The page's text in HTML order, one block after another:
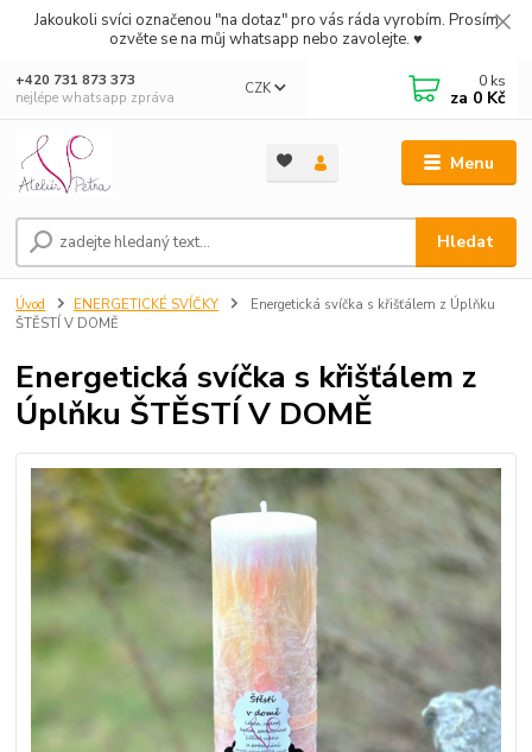
Jakoukoli svíci označenou "na dotaz" pro vás ráda vyrobím. Prosím
ozvěte se na můj whatsapp nebo zavolejte. ♥
Menu
CZK
Hledat
+420 731 873 373
nejlépe whatsapp zpráva
0 ks
za 0 Kč
Úvod ENERGETICKÉ SVÍČKY
Energetická svíčka s křišťálem z Úplňku
ŠTĚSTÍ V DOMĚ
Energetická svíčka s křišťálem z
Úplňku ŠTĚSTÍ V DOMĚ